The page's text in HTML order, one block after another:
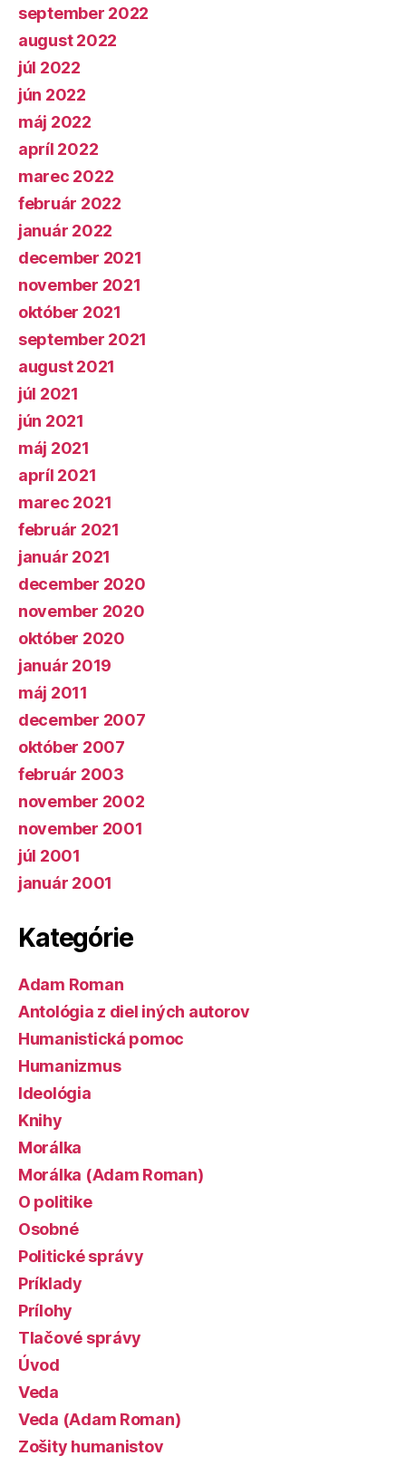
september 2022
august 2022
júl 2022
jún 2022
máj 2022
apríl 2022
marec 2022
február 2022
január 2022
december 2021
november 2021
október 2021
september 2021
august 2021
júl 2021
jún 2021
máj 2021
apríl 2021
marec 2021
február 2021
január 2021
december 2020
november 2020
október 2020
január 2019
máj 2011
december 2007
október 2007
február 2003
november 2002
november 2001
júl 2001
január 2001
Kategórie
Adam Roman
Antológia z diel iných autorov
Humanistická pomoc
Humanizmus
Ideológia
Knihy
Morálka
Morálka (Adam Roman)
O politike
Osobné
Politické správy
Príklady
Prílohy
Tlačové správy
Úvod
Veda
Veda (Adam Roman)
Zošity humanistov